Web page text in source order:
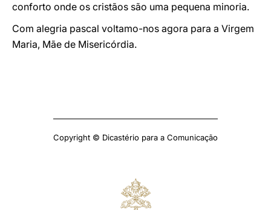
conforto onde os cristãos são uma pequena minoria.
Com alegria pascal voltamo-nos agora para a Virgem
Maria, Mãe de Misericórdia.
Copyright © Dicastério para a Comunicação